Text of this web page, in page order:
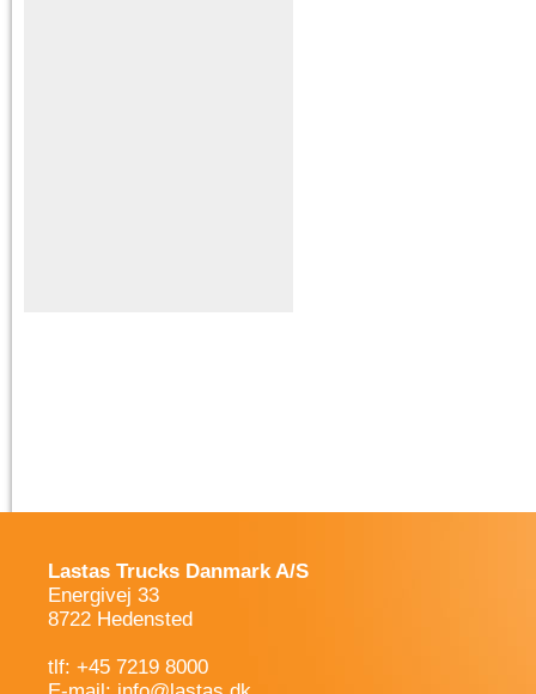
Lastas Trucks Danmark A/S
Energivej 33
8722 Hedensted
tlf: +45 7219 8000